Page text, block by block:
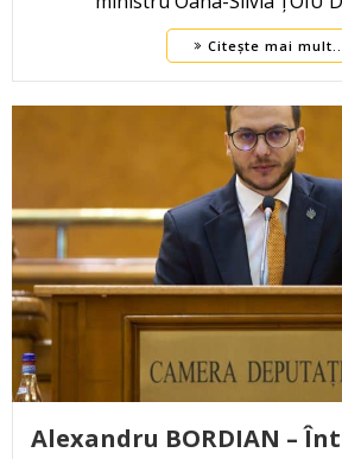
Citește mai mult..
Alexandru BORDIAN –